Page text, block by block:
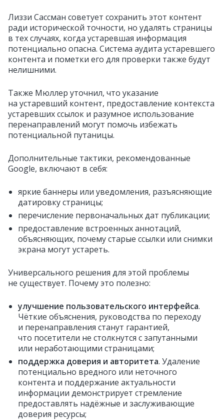
Лиззи Сассман советует сохранить этот контент
ради исторической точности, но удалять страницы
в тех случаях, когда устаревшая информация
потенциально опасна. Система аудита устаревшего
контента и пометки его для проверки также будут
нелишними.
Также Мюллер уточнил, что указание
на устаревший контент, предоставление контекста
устаревших ссылок и разумное использование
перенаправлений могут помочь избежать
потенциальной путаницы.
Дополнительные тактики, рекомендованные
Google, включают в себя:
яркие баннеры или уведомления, разъясняющие
датировку страницы;
перечисление первоначальных дат публикации;
предоставление встроенных аннотаций,
объясняющих, почему старые ссылки или снимки
экрана могут устареть.
Универсального решения для этой проблемы
не существует. Почему это полезно:
улучшение пользовательского интерфейса.
Чёткие объяснения, руководства по переходу
и перенаправления станут гарантией,
что посетители не столкнутся с запутанными
или неработающими страницами;
поддержка доверия и авторитета. Удаление
потенциально вредного или неточного
контента и поддержание актуальности
информации демонстрирует стремление
предоставлять надёжные и заслуживающие
доверия ресурсы;